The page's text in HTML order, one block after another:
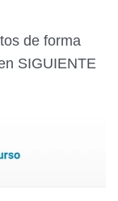
de forma
SIGUIENTE